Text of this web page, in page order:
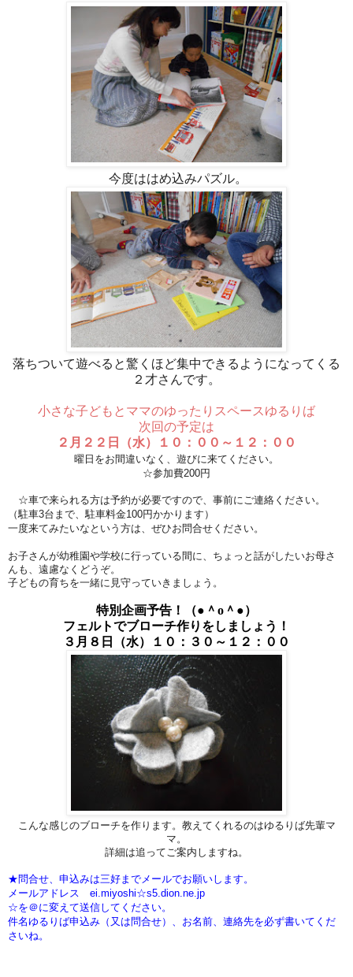
今度ははめ込みパズル。
落ちついて遊べると驚くほど集中できるようになってくる
２才さんです。
小さな子どもとママのゆったりスペースゆるりば
次回の予定は
２月２２日（水）１０：００～１２：００
曜日をお間違いなく、遊びに来てください。
☆参加費200円
☆車で来られる方は予約が必要ですので、事前にご連絡ください。
（駐車3台まで、駐車料金100円かかります）
一度来てみたいなという方は、ぜひお問合せください。
お子さんが幼稚園や学校に行っている間に、ちょっと話がしたいお母さ
んも、遠慮なくどうぞ。
子どもの育ちを一緒に見守っていきましょう。
特別企画予告！
（●＾o＾●）
フェルトでブローチ作りをしましょう！
３月８日（水）１０：３０～１２：００
こんな感じのブローチを作ります。教えてくれるのはゆるりば先輩マ
マ。
詳細は追ってご案内しますね。
★問合せ、申込みは三好までメールでお願いします。
メールアドレス ei.miyoshi☆s5.dion.ne.jp
☆を＠に変えて送信してください。
件名ゆるりば申込み（又は問合せ）、お名前、連絡先を必ず書いてくだ
さいね。